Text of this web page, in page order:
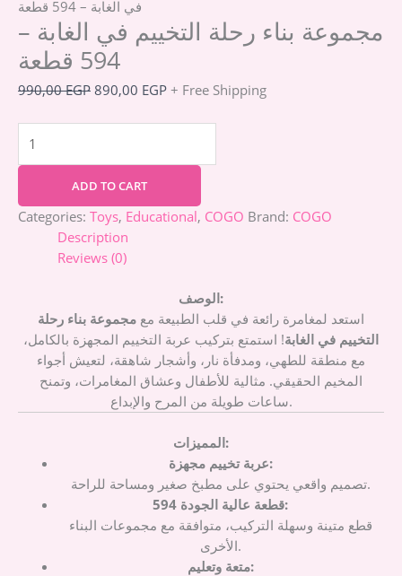
في الغابة – 594 قطعة
مجموعة بناء رحلة التخييم في الغابة –
594 قطعة
990,00EGP 890,00 EGP + Free Shipping
ADD TO CART
Categories: Toys, Educational, COGO Brand: COGO
Description
Reviews (0)
الوصف:
استعد لمغامرة رائعة في قلب الطبيعة مع مجموعة بناء رحلة
التخييم في الغابة! استمتع بتركيب عربة التخييم المجهزة بالكامل،
مع منطقة للطهي، ومدفأة نار، وأشجار شاهقة، لتعيش أجواء
المخيم الحقيقي. مثالية للأطفال وعشاق المغامرات، وتمنح
ساعات طويلة من المرح والإبداع.
المميزات:
عربة تخييم مجهزة:
تصميم واقعي يحتوي على مطبخ صغير ومساحة للراحة.
594 قطعة عالية الجودة:
قطع متينة وسهلة التركيب، متوافقة مع مجموعات البناء
الأخرى.
متعة وتعليم: